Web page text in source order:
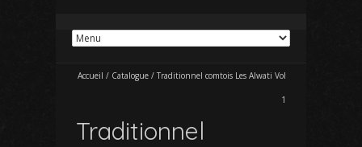
Accueil / Catalogue / Traditionnel comtois Les Alwati Vol
1
Traditionnel